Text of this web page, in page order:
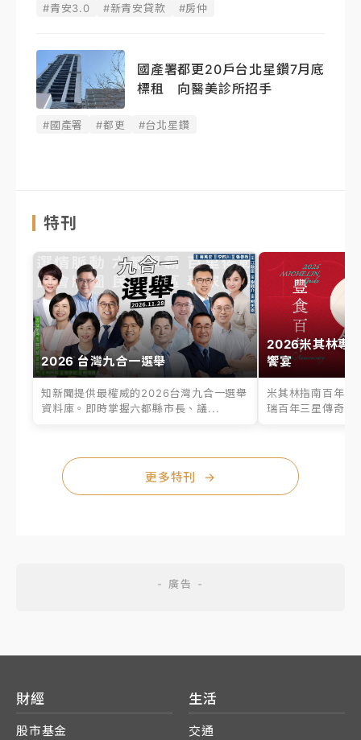
#青安3.0 #新青安貸款 #房仲
國產署都更20戶台北星鑽7月底
標租 向醫美診所招手
#國產署 #都更 #台北星鑽
特刊
2026 台灣九合一選舉
知新聞提供最權威的2026台灣九合一選舉
資料庫。即時掌握六都縣市長、議...
2026米其林專
饗宴
米其林指南百年之
瑞百年三星傳奇、
更多特刊 →
財經
股市基金
生活
交通